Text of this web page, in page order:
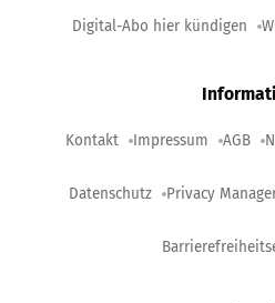
Digital-Abo hier kündigen
Kontakt Impressum AGB
Datenschutz Privacy